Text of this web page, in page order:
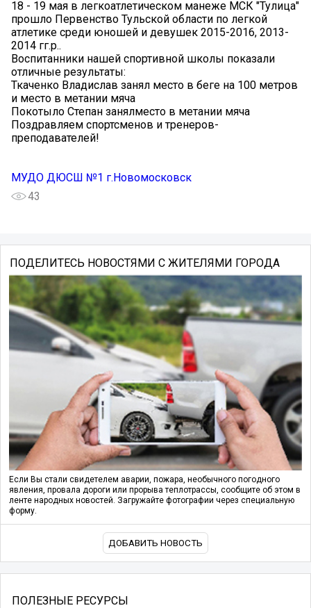
18 - 19 мая в легкоатлетическом манеже МСК "Тулица"
прошло Первенство Тульской области по легкой
атлетике среди юношей и девушек 2015-2016, 2013-
2014 гг.р..
Воспитанники нашей спортивной школы показали
отличные результаты:
Ткаченко Владислав занял место в беге на 100 метров
и место в метании мяча
Покотыло Степан занялместо в метании мяча
Поздравляем спортсменов и тренеров-
преподавателей!
МУДО ДЮСШ №1 г.Новомосковск
43
ПОДЕЛИТЕСЬ НОВОСТЯМИ С ЖИТЕЛЯМИ ГОРОДА
Если Вы стали свидетелем аварии, пожара, необычного погодного
явления, провала дороги или прорыва теплотрассы, сообщите об этом в
ленте народных новостей. Загружайте фотографии через специальную
форму.
ДОБАВИТЬ НОВОСТЬ
ПОЛЕЗНЫЕ РЕСУРСЫ